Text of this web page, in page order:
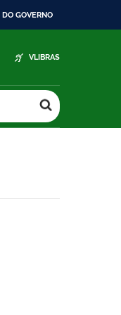
DO GOVERNO
VLIBRAS